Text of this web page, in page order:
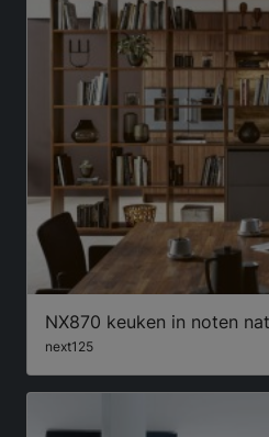
NX870 keuken in noten
next125